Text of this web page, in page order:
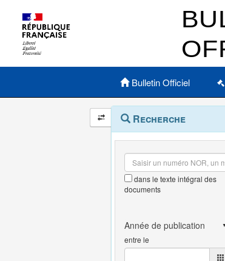
Menu principal
Bulletin Officiel
Navigation
et
outils
annexes
Menu
contextuel
Recherche
dans le texte intégral des
documents
entre le